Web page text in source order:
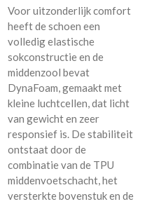
Voor uitzonderlijk comfort
heeft de schoen een
volledig elastische
sokconstructie en de
middenzool bevat
DynaFoam, gemaakt met
kleine luchtcellen, dat licht
van gewicht en zeer
responsief is. De stabiliteit
ontstaat door de
combinatie van de TPU
middenvoetschacht, het
versterkte bovenstuk en de